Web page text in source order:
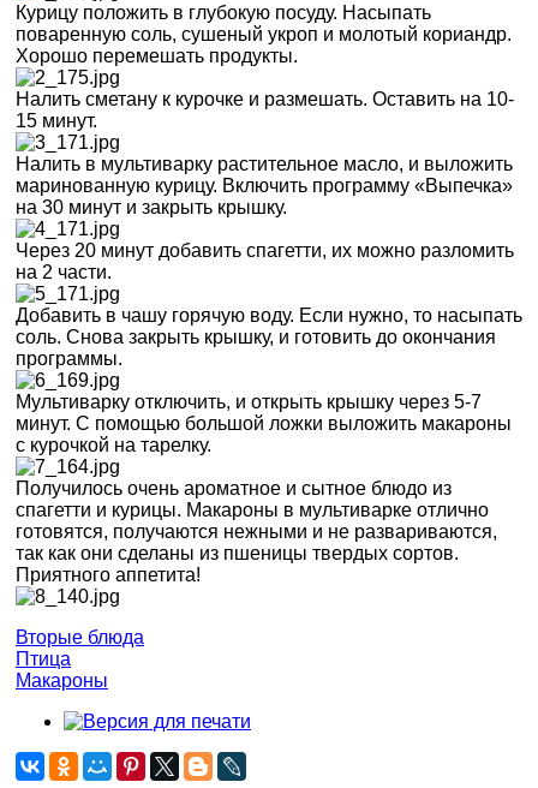
Курицу положить в глубокую посуду. Насыпать
поваренную соль, сушеный укроп и молотый кориандр.
Хорошо перемешать продукты.
Налить сметану к курочке и размешать. Оставить на 10-
15 минут.
Налить в мультиварку растительное масло, и выложить
маринованную курицу. Включить программу «Выпечка»
на 30 минут и закрыть крышку.
Через 20 минут добавить спагетти, их можно разломить
на 2 части.
Добавить в чашу горячую воду. Если нужно, то насыпать
соль. Снова закрыть крышку, и готовить до окончания
программы.
Мультиварку отключить, и открыть крышку через 5-7
минут. С помощью большой ложки выложить макароны
с курочкой на тарелку.
Получилось очень ароматное и сытное блюдо из
спагетти и курицы. Макароны в мультиварке отлично
готовятся, получаются нежными и не развариваются,
так как они сделаны из пшеницы твердых сортов.
Приятного аппетита!
Вторые блюда
Птица
Макароны